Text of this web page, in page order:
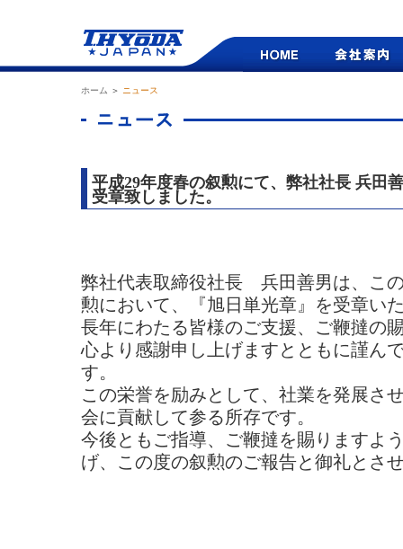
ホーム ＞ ニュース
平成29年度春の叙勲にて、弊社社長 兵田
受章致しました。
弊社代表取締役社長 兵田善男は、こ
勲において、『旭日単光章』を受章い
長年にわたる皆様のご支援、ご鞭撻の
心より感謝申し上げますとともに謹ん
す。
この栄誉を励みとして、社業を発展さ
会に貢献して参る所存です。
今後ともご指導、ご鞭撻を賜りますよ
げ、この度の叙勲のご報告と御礼とさ